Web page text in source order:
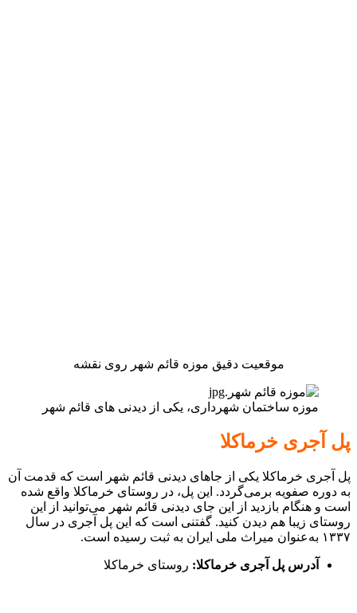
موقعیت دقیق موزه قائم شهر روی نقشه
موزه ساختمان شهرداری، یکی از دیدنی های قائم شهر
پل آجری خرماکلا
پل آجری خرماکلا یکی از جاهای دیدنی قائم شهر است که قدمت آن
به دوره صفویه برمی‌گردد. این پل، در روستای خرماکلا واقع شده
است و هنگام بازدید از این جای دیدنی قائم شهر می‌توانید از این
روستای زیبا هم دیدن کنید. گفتنی است که این پل آجری در سال
۱۳۳۷ به‌عنوان میراث ملی ایران به ثبت رسیده است.
آدرس پل آجری خرماکلا: روستای خرماکلا